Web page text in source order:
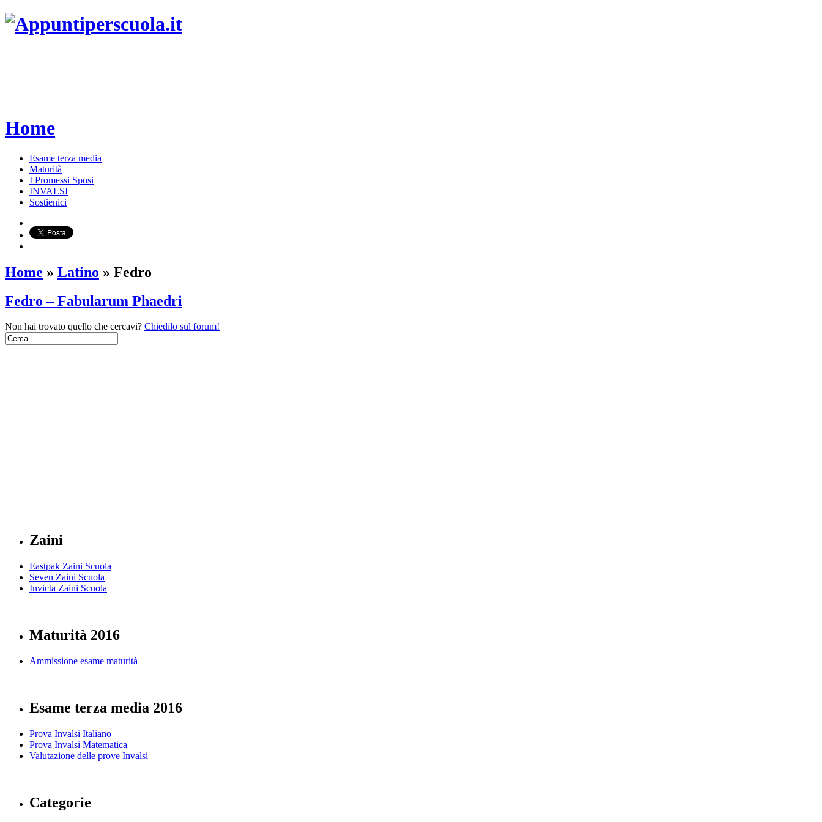
Home
Esame terza media
Maturità
I Promessi Sposi
INVALSI
Sostienici
Home » Latino » Fedro
Fedro – Fabularum Phaedri
Non hai trovato quello che cercavi? Chiedilo sul forum!
Zaini
Eastpak Zaini Scuola
Seven Zaini Scuola
Invicta Zaini Scuola
Maturità 2016
Ammissione esame maturità
Esame terza media 2016
Prova Invalsi Italiano
Prova Invalsi Matematica
Valutazione delle prove Invalsi
Categorie